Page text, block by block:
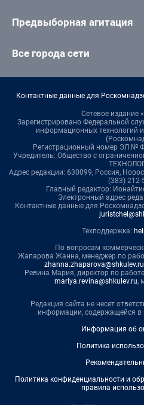
Предвыборная агитация
Все города сети
Контактные данные для
Сетевое издание
Зарегистрировано Федеральной
информационных технологий
Регистрационный номер ЭЛ №
Учредитель: Общество с
Адрес редакции: 630099, Россия,
(383) 212-
Главный редактор:
Электронный адрес
Контактные данные для
Техподдержка:
По вопросам
Жапарова Жанна, менеджер по
zhanna.zhaparova@shkulev.ru
Ревина Мария, директор по
mariya.revina@shkulev.ru,
Редакция сайта не несет
информации, содержащейся в
Информация об
Политика
Политика конфиденциальности и
правила